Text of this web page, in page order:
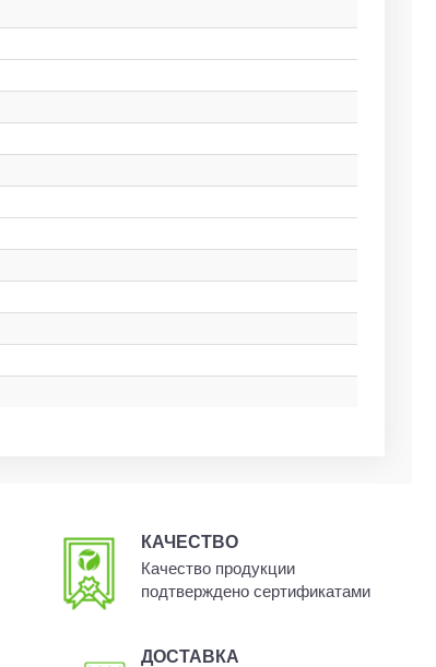
КАЧЕСТВО
Качество продукции
подтверждено сертификатами
ДОСТАВКА